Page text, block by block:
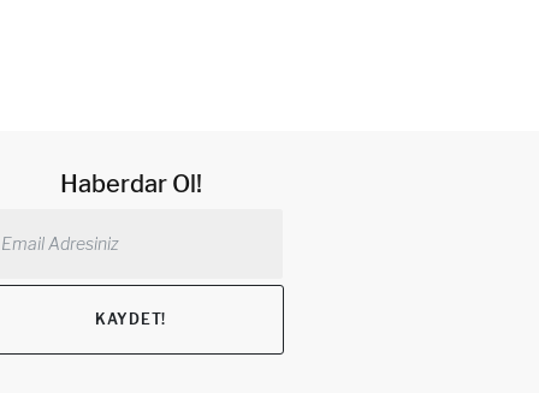
Haberdar Ol!
KAYDET!